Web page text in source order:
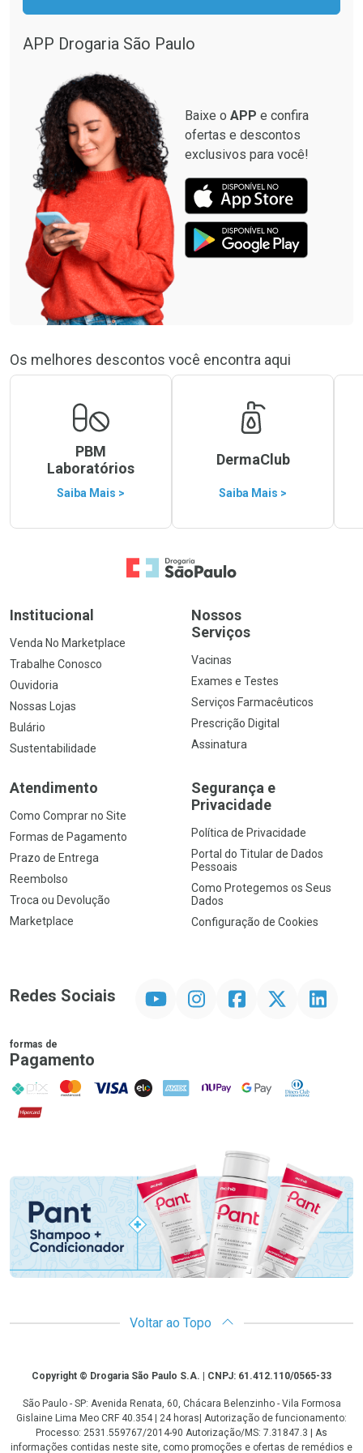
APP Drogaria São Paulo
Baixe o APP e confira
ofertas e descontos
exclusivos para você!
Os melhores descontos você encontra aqui
PBM
Laboratórios
Saiba Mais >
DermaClub
Saiba Mais >
Ir para a Home
Institucional
Venda No Marketplace
Trabalhe Conosco
Ouvidoria
Nossas Lojas
Bulário
Sustentabilidade
Nossos
Serviços
Vacinas
Exames e Testes
Serviços Farmacêuticos
Prescrição Digital
Assinatura
Atendimento
Como Comprar no Site
Formas de Pagamento
Prazo de Entrega
Reembolso
Troca ou Devolução
Marketplace
Segurança e
Privacidade
Política de Privacidade
Portal do Titular de Dados
Pessoais
Como Protegemos os Seus
Dados
Configuração de Cookies
Redes Sociais InstagramFacebookTwitter Linkedin
formas de
Pagamento
PIX MasterCard
VISA ELO AMEX NuPay Google PayDiners Club
Hipercard
Promoção em Destaque
Voltar ao Topo
CopyrightCopyright © Drogaria São Paulo S.A. | CNPJ: 61.412.110/0565-33
São Paulo - SP: Avenida Renata, 60, Chácara Belenzinho - Vila Formosa
Gislaine Lima Meo CRF 40.354 | 24 horas| Autorização de funcionamento:
Processo: 2531.559767/2014-90 Autorização/MS: 7.31847.3 | As
informações contidas neste site, como promoções e ofertas de remédios e